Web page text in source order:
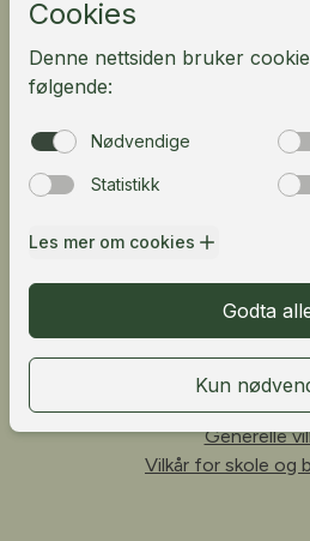
Vetrlidsallmenningen 23A,
Generelle
Vilkår for skole og